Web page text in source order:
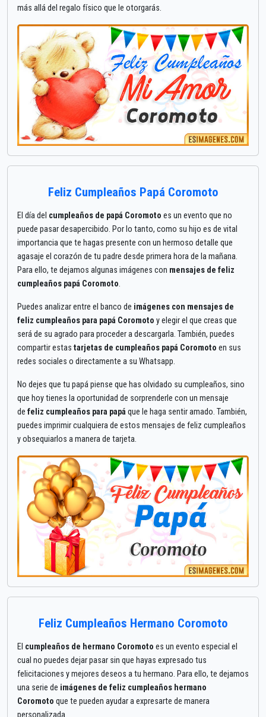
más allá del regalo físico que le otorgarás.
Feliz Cumpleaños Papá Coromoto
El día del cumpleaños de papá Coromoto es un evento que no
puede pasar desapercibido. Por lo tanto, como su hijo es de vital
importancia que te hagas presente con un hermoso detalle que
agasaje el corazón de tu padre desde primera hora de la mañana.
Para ello, te dejamos algunas imágenes con mensajes de feliz
cumpleaños papá Coromoto.
Puedes analizar entre el banco de imágenes con mensajes de
feliz cumpleaños para papá Coromoto y elegir el que creas que
será de su agrado para proceder a descargarla. También, puedes
compartir estas tarjetas de cumpleaños papá Coromoto en sus
redes sociales o directamente a su Whatsapp.
No dejes que tu papá piense que has olvidado su cumpleaños, sino
que hoy tienes la oportunidad de sorprenderle con un mensaje
de feliz cumpleaños para papá que le haga sentir amado. También,
puedes imprimir cualquiera de estos mensajes de feliz cumpleaños
y obsequiarlos a manera de tarjeta.
Feliz Cumpleaños Hermano Coromoto
El cumpleaños de hermano Coromoto es un evento especial el
cual no puedes dejar pasar sin que hayas expresado tus
felicitaciones y mejores deseos a tu hermano. Para ello, te dejamos
una serie de imágenes de feliz cumpleaños hermano
Coromoto que te pueden ayudar a expresarte de manera
personalizada.